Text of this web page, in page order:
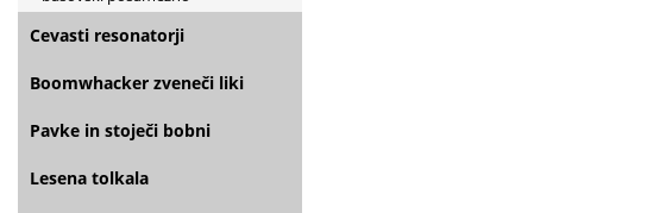
Cevasti resonatorji
Boomwhacker zveneči liki
Pavke in stoječi bobni
Lesena tolkala